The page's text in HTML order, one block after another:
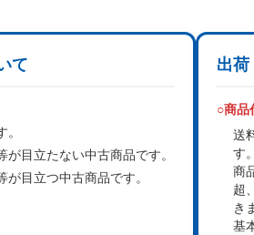
て
。
が目立たない中古商品です。
が目立つ中古商品です。
出荷
○商品
送
す
商
超
き
基